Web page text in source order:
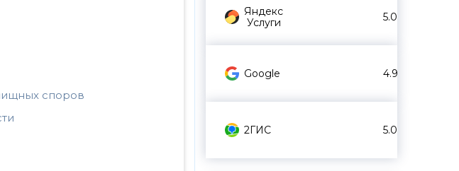
Яндекс
Услуги
5.0
Google 4.9
2ГИС 5.0
споров